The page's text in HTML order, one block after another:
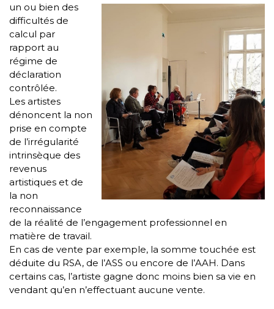
un ou bien des
difficultés de
calcul par
rapport au
régime de
déclaration
contrôlée.
Les artistes
dénoncent la non
prise en compte
de l’irrégularité
intrinsèque des
revenus
artistiques et de
la non
reconnaissance
de la réalité de l’engagement professionnel en
matière de travail.
En cas de vente par exemple, la somme touchée est
déduite du RSA, de l’ASS ou encore de l’AAH. Dans
certains cas, l’artiste gagne donc moins bien sa vie en
vendant qu’en n’effectuant aucune vente.